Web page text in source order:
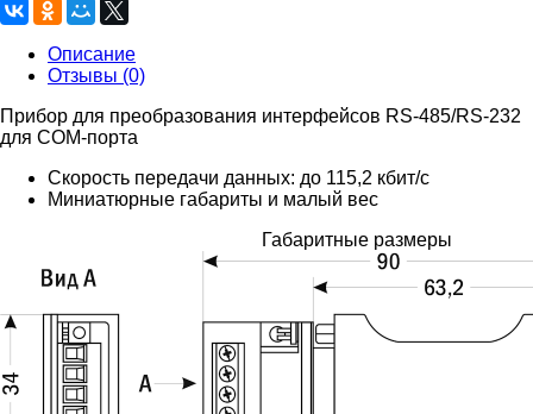
Описание
Отзывы (0)
Прибор для преобразования интерфейсов RS-485/RS-232
для COM-порта
Скорость передачи данных: до 115,2 кбит/с
Миниатюрные габариты и малый вес
Габаритные размеры